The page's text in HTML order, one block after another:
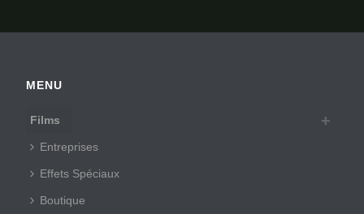
MENU
Films
Entreprises
Effets Spéciaux
Boutique